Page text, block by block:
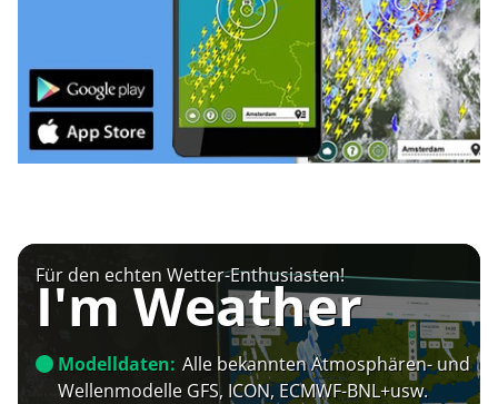
Für den echten Wetter-Enthusiasten!
I'm Weather
Modelldaten: Alle bekannten Atmosphären- und
Wellenmodelle GFS, ICON, ECMWF-BNL+usw.